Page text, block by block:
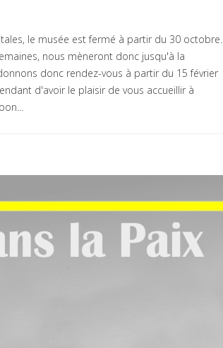
le musée est fermé à partir du 30 octobre.
nous mèneront donc jusqu'à la
donc rendez-vous à partir du 15 février
d'avoir le plaisir de vous accueillir à